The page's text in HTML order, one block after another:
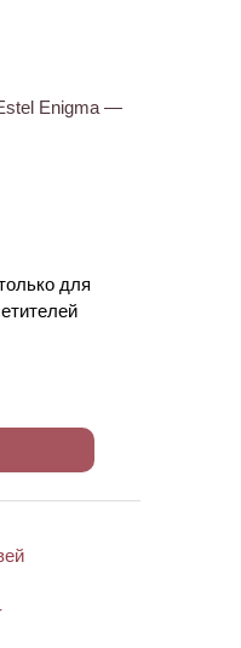
Enigma —
для